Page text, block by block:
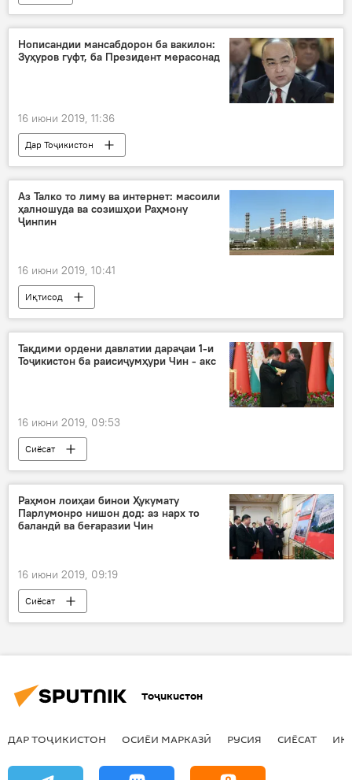
Нописандии мансабдорон ба вакилон:
Зуҳуров гуфт, ба Президент мерасонад
16 июни 2019, 11:36
Дар Тоҷикистон
Аз Талко то лиму ва интернет: масоили
ҳалношуда ва созишҳои Раҳмону
Ҷинпин
16 июни 2019, 10:41
Иқтисод
Тақдими ордени давлатии дараҷаи 1-и
Тоҷикистон ба раисиҷумҳури Чин - акс
16 июни 2019, 09:53
Сиёсат
Раҳмон лоиҳаи бинои Ҳукумату
Парлумонро нишон дод: аз нарх то
баландӣ ва беғаразии Чин
16 июни 2019, 09:19
Сиёсат
Тоҷикистон
ДАР ТОҶИКИСТОН ОСИЁИ МАРКАЗӢ РУСИЯ СИЁСАТ